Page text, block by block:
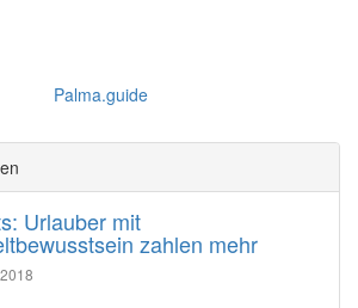
Urlauber mit
zahlen mehr